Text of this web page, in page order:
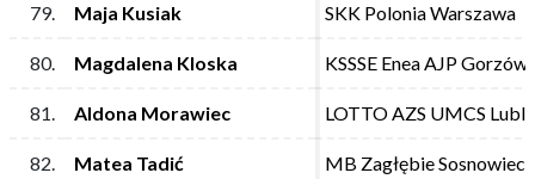
79. Maja Kusiak SKK Polonia Warszawa
80. Magdalena Kloska KSSSE Enea AJP
81. Aldona Morawiec LOTTO AZS UMCS
82. Matea Tadić MB Zagłębie Sosnowiec
79. Maja Kusiak SKK Polonia Warszawa
80. Magdalena Kloska KSSSE Enea AJP
81. Aldona Morawiec LOTTO AZS UMCS
82. Matea Tadić MB Zagłębie Sosnowiec